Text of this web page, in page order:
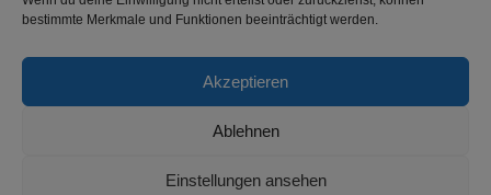
bestimmte Merkmale und Funktionen beeinträchtigt werden.
Akzeptieren
Ablehnen
Einstellungen ansehen
Datenschutz